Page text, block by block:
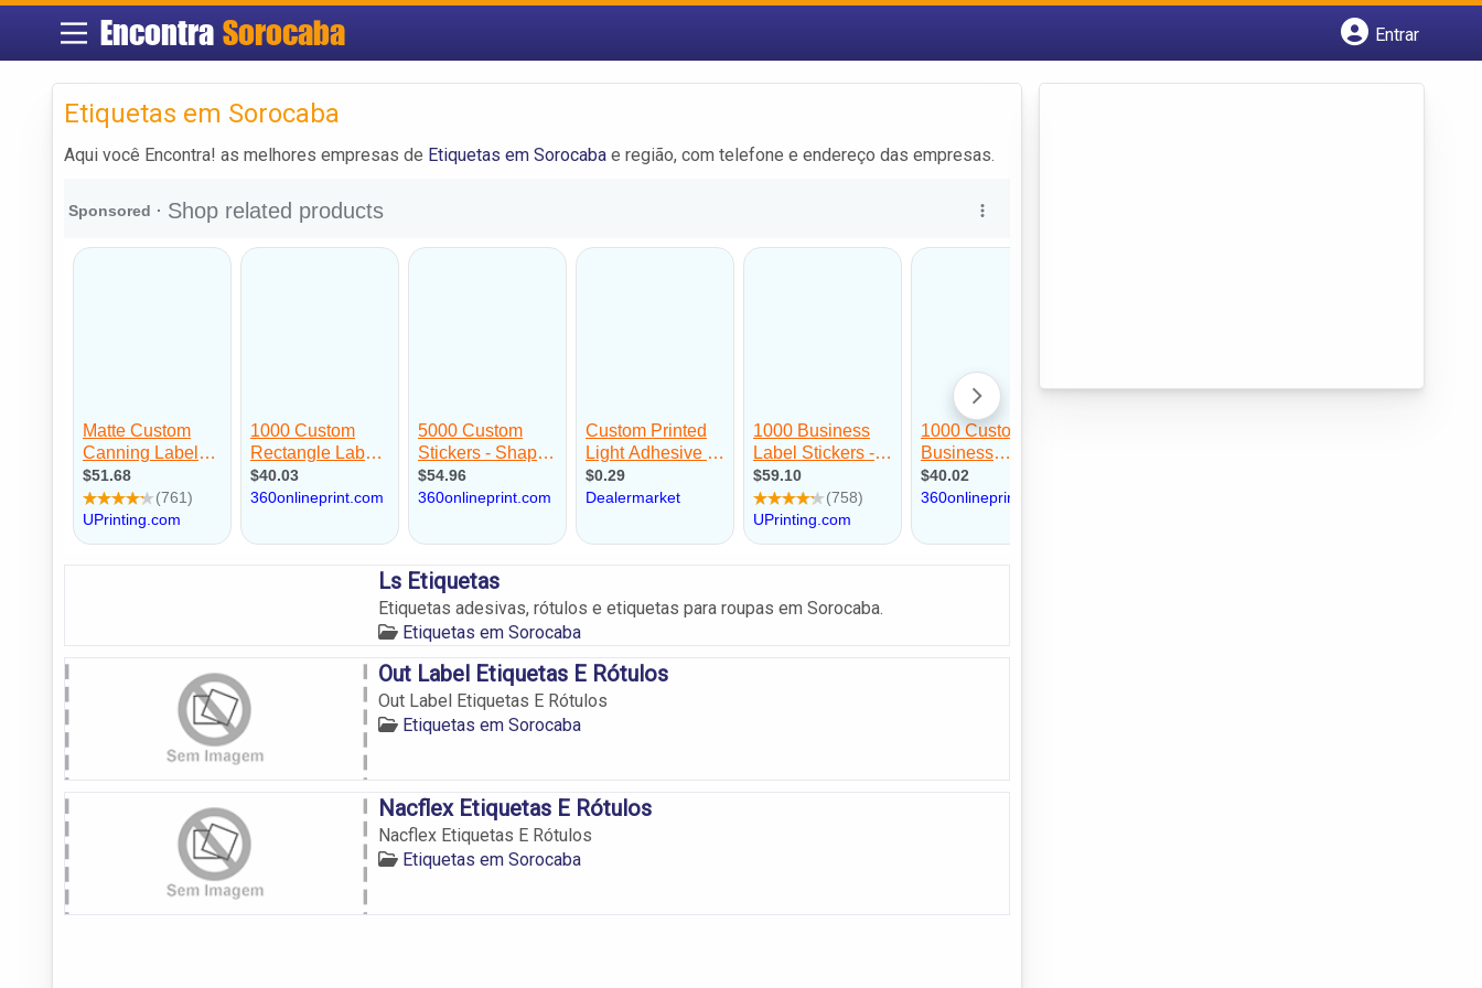
Encontra Sorocaba
Entrar
Etiquetas em Sorocaba
Aqui você Encontra! as melhores empresas de Etiquetas em Sorocaba e região, com telefone e endereço das empresas.
Ls Etiquetas
Etiquetas adesivas, rótulos e etiquetas para roupas em Sorocaba.
Etiquetas em Sorocaba
Out Label Etiquetas E Rótulos
Out Label Etiquetas E Rótulos
Etiquetas em Sorocaba
Nacflex Etiquetas E Rótulos
Nacflex Etiquetas E Rótulos
Etiquetas em Sorocaba